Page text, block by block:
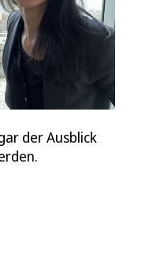
der Ausblick